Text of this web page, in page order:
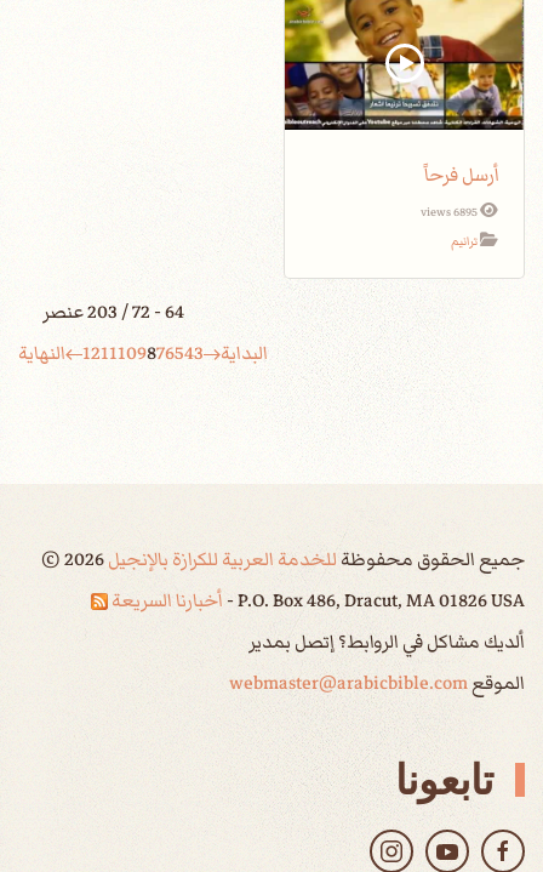
أرسل فرحاً
6895 views
ترانيم
64 - 72 / 203 عنصر
البداية
3
4
5
6
7
8
9
10
11
12 النهاية
جميع الحقوق محفوظةللخدمة العربية للكرازة بالإنجيل ©2026
P.O. Box 486, Dracut, MA 01826 USA - أخبارنا السريعة
ألديك مشاكل في الروابط؟ إتصل بمدير
الموقعwebmaster@arabicbible.com
تابعونا